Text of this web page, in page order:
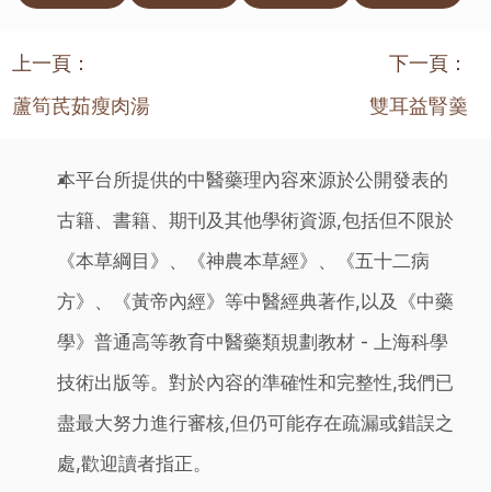
上一頁：
蘆筍芪茹瘦肉湯
下一頁：
雙耳益腎羹
本平台所提供的中醫藥理內容來源於公開發表的
古籍、書籍、期刊及其他學術資源,包括但不限於
《本草綱目》、《神農本草經》、《五十二病
方》、《黃帝內經》等中醫經典著作,以及《中藥
學》普通高等教育中醫藥類規劃教材 - 上海科學
技術出版等。對於內容的準確性和完整性,我們已
盡最大努力進行審核,但仍可能存在疏漏或錯誤之
處,歡迎讀者指正。